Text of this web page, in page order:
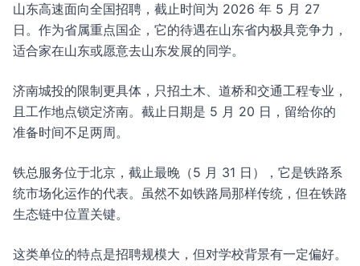
山东高速面向全国招聘，截止时间为 2026 年 5 月 27
日。作为省属重点国企，它的待遇在山东省内极具竞争力，
适合家在山东或愿意去山东发展的同学。
济南城投的限制更具体，只招土木、道桥和交通工程专业，
且工作地点锁定济南。截止日期是 5 月 20 日，留给你的
准备时间不足两周。
铁总服务位于北京，截止最晚（5 月 31 日），它是铁路系
统市场化运作的代表。虽然不如铁路局那样传统，但在铁路
生态链中位置关键。
这类单位的特点是招聘规模大，但对学校背景有一定偏好。